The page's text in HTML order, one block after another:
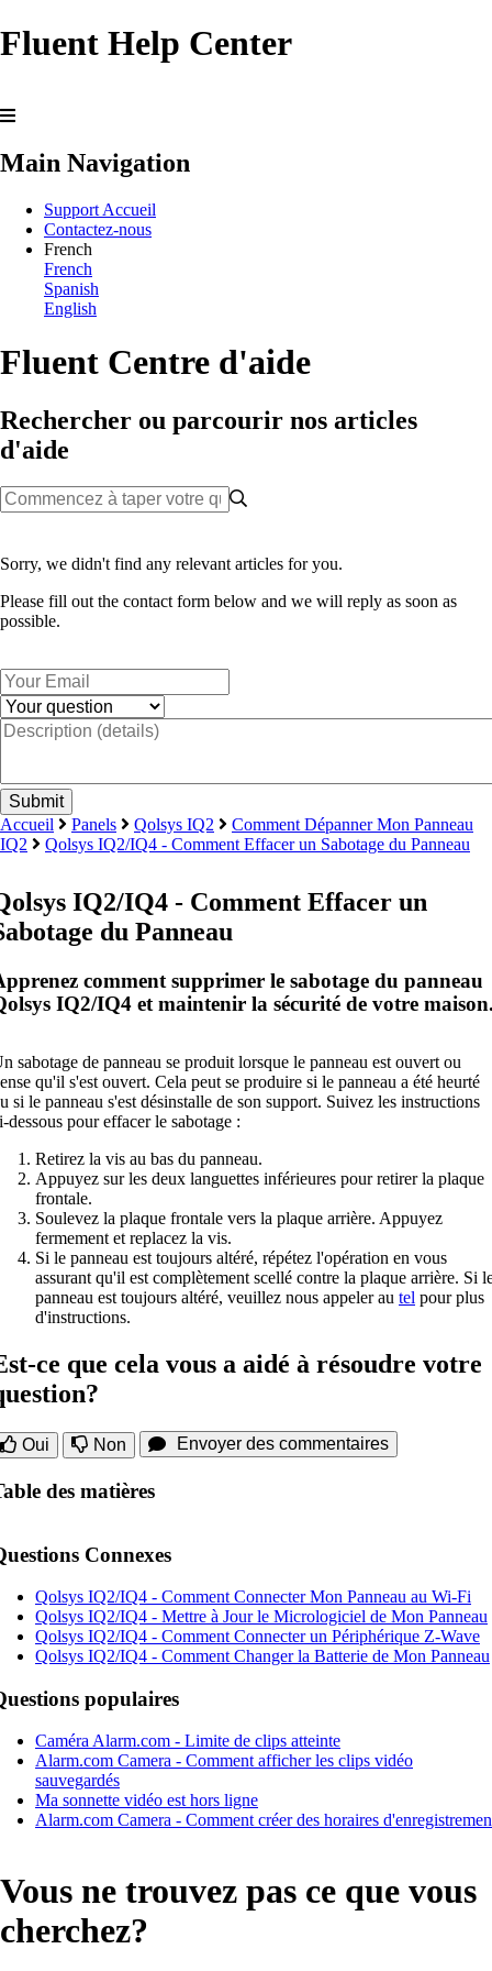
Fluent Help Center
Main Navigation
Support Accueil
Contactez-nous
French
French
Spanish
English
Fluent Centre d'aide
Rechercher ou parcourir nos articles
d'aide
Sorry, we didn't find any relevant articles for you.
Please fill out the contact form below and we will reply as soon as
possible.
Accueil Panels Qolsys IQ2
Comment Dépanner Mon Panneau
IQ2
Qolsys IQ2/IQ4 - Comment Effacer un Sabotage du Panneau
IQ2/IQ4 - Comment Effacer un
du Panneau
comment supprimer le sabotage du panneau
IQ2/IQ4 et maintenir la sécurité de votre
sabotage de panneau se produit lorsque le panneau est ouvert ou
qu'il s'est ouvert. Cela peut se produire si le panneau a été heurté
si le panneau s'est désinstalle de son support. Suivez les instructions
dessous pour effacer le sabotage :
Retirez la vis au bas du panneau.
Appuyez sur les deux languettes inférieures pour retirer la plaque
frontale.
Soulevez la plaque frontale vers la plaque arrière. Appuyez
fermement et replacez la vis.
Si le panneau est toujours altéré, répétez l'opération en vous
assurant qu'il est complètement scellé contre la plaque arrière. Si
panneau est toujours altéré, veuillez nous appeler au tel pour plus
d'instructions.
ce que cela vous a aidé à résoudre votre
Oui Non Envoyer des commentaires
des matières
Connexes
Qolsys IQ2/IQ4 - Comment Connecter Mon Panneau au Wi-Fi
Qolsys IQ2/IQ4 - Mettre à Jour le Micrologiciel de Mon Panneau
Qolsys IQ2/IQ4 - Comment Connecter un Périphérique Z-Wave
Qolsys IQ2/IQ4 - Comment Changer la Batterie de Mon Panneau
populaires
Caméra Alarm.com - Limite de clips atteinte
Alarm.com Camera - Comment afficher les clips vidéo
sauvegardés
Ma sonnette vidéo est hors ligne
Alarm.com Camera - Comment créer des horaires
Vous ne trouvez pas ce que vous
cherchez?